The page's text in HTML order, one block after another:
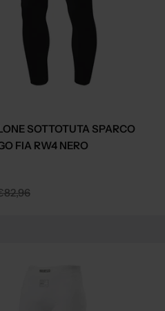
SOTTOTUTA SPARCO
FIA RW4 NERO